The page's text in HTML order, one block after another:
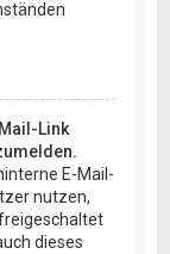
Link
E-Mail-
nutzen,
dieses